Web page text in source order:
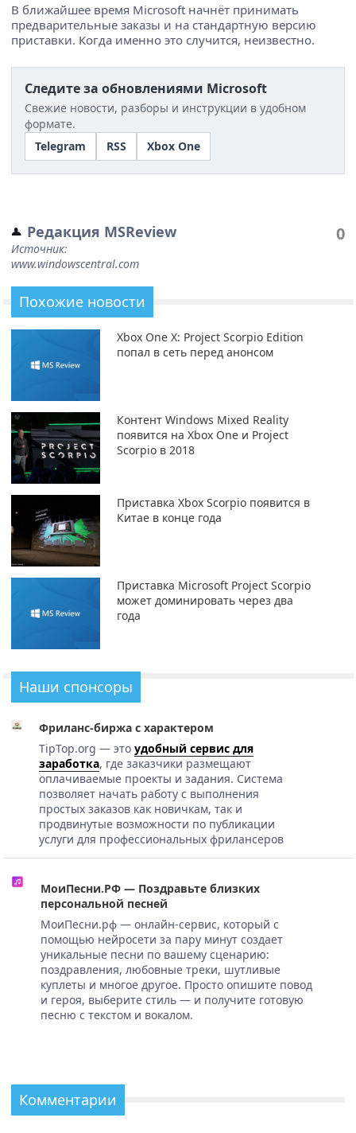
В ближайшее время Microsoft начнёт принимать
предварительные заказы и на стандартную версию
приставки. Когда именно это случится, неизвестно.
Следите за обновлениями Microsoft
Свежие новости, разборы и инструкции в удобном
формате.
Telegram
RSS Xbox One
Редакция MSReview
Источник:
www.windowscentral.com
0
Похожие новости
Xbox One X: Project Scorpio Edition
попал в сеть перед анонсом
Контент Windows Mixed Reality
появится на Xbox One и Project
Scorpio в 2018
Приставка Xbox Scorpio появится в
Китае в конце года
Приставка Microsoft Project Scorpio
может доминировать через два
года
Наши спонсоры
Фриланс-биржа с характером
TipTop.org — это удобный сервис для
заработка, где заказчики размещают
оплачиваемые проекты и задания. Система
позволяет начать работу с выполнения
простых заказов как новичкам, так и
продвинутые возможности по публикации
услуги для профессиональных фрилансеров
МоиПесни.РФ — Поздравьте близких
персональной песней
МоиПесни.рф — онлайн-сервис, который с
помощью нейросети за пару минут создает
уникальные песни по вашему сценарию:
поздравления, любовные треки, шутливые
куплеты и многое другое. Просто опишите повод
и героя, выберите стиль — и получите готовую
песню с текстом и вокалом.
Комментарии